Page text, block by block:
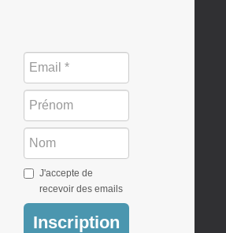
J'accepte de
recevoir des emails
Inscription